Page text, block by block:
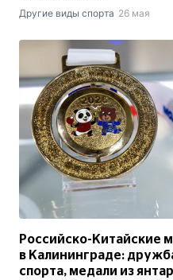
Другие виды спорта 26 мая
Российско-Китайские
в Калининграде:
спорта, медали из